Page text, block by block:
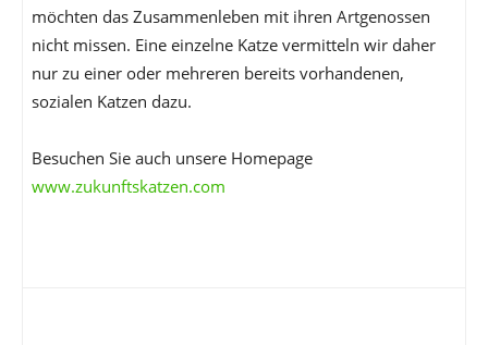
möchten das Zusammenleben mit ihren Artgenossen
nicht missen. Eine einzelne Katze vermitteln wir daher
nur zu einer oder mehreren bereits vorhandenen,
sozialen Katzen dazu.
Besuchen Sie auch unsere Homepage
www.zukunftskatzen.com